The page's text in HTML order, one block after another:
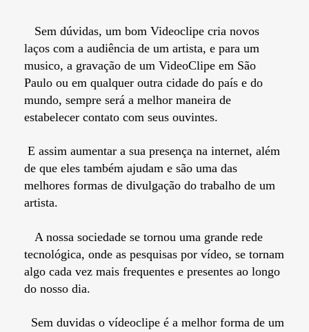
Sem dúvidas, um bom Videoclipe cria novos
laços com a audiência de um artista, e para um
musico, a gravação de um VideoClipe em São
Paulo ou em qualquer outra cidade do país e do
mundo, sempre será a melhor maneira de
estabelecer contato com seus ouvintes.
E assim aumentar a sua presença na internet, além
de que eles também ajudam e são uma das
melhores formas de divulgação do trabalho de um
artista.
A nossa sociedade se tornou uma grande rede
tecnológica, onde as pesquisas por vídeo, se tornam
algo cada vez mais frequentes e presentes ao longo
do nosso dia.
Sem duvidas o vídeoclipe é a melhor forma de um